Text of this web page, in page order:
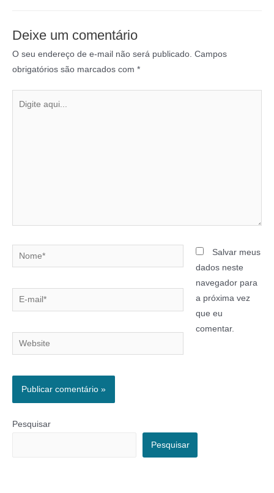
Deixe um comentário
O seu endereço de e-mail não será publicado. Campos
obrigatórios são marcados com *
Salvar meus
dados neste
navegador para
a próxima vez
que eu
comentar.
Pesquisar
Pesquisar